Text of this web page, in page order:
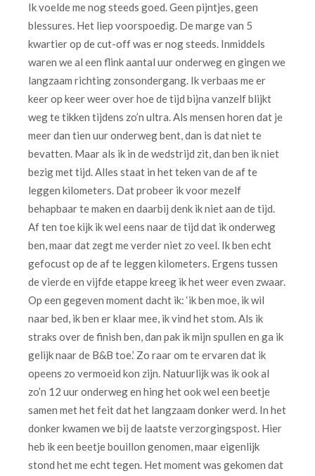
Ik voelde me nog steeds goed. Geen pijntjes, geen
blessures. Het liep voorspoedig. De marge van 5
kwartier op de cut-off was er nog steeds. Inmiddels
waren we al een flink aantal uur onderweg en gingen we
langzaam richting zonsondergang. Ik verbaas me er
keer op keer weer over hoe de tijd bijna vanzelf blijkt
weg te tikken tijdens zo’n ultra. Als mensen horen dat je
meer dan tien uur onderweg bent, dan is dat niet te
bevatten. Maar als ik in de wedstrijd zit, dan ben ik niet
bezig met tijd. Alles staat in het teken van de af te
leggen kilometers. Dat probeer ik voor mezelf
behapbaar te maken en daarbij denk ik niet aan de tijd.
Af ten toe kijk ik wel eens naar de tijd dat ik onderweg
ben, maar dat zegt me verder niet zo veel. Ik ben echt
gefocust op de af te leggen kilometers. Ergens tussen
de vierde en vijfde etappe kreeg ik het weer even zwaar.
Op een gegeven moment dacht ik: ‘ik ben moe, ik wil
naar bed, ik ben er klaar mee, ik vind het stom. Als ik
straks over de finish ben, dan pak ik mijn spullen en ga ik
gelijk naar de B&B toe.’ Zo raar om te ervaren dat ik
opeens zo vermoeid kon zijn. Natuurlijk was ik ook al
zo’n 12 uur onderweg en hing het ook wel een beetje
samen met het feit dat het langzaam donker werd. In het
donker kwamen we bij de laatste verzorgingspost. Hier
heb ik een beetje bouillon genomen, maar eigenlijk
stond het me echt tegen. Het moment was gekomen dat